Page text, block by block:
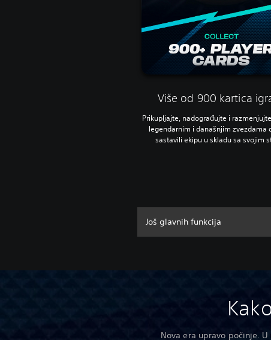
Više od 900 kartica
Prikupljajte, nadograđujte i
legendarnim i današnjim zvezdama
sastavili ekipu u skladu sa svojim
Još glavnih funkcija
Nova era upravo počinje.